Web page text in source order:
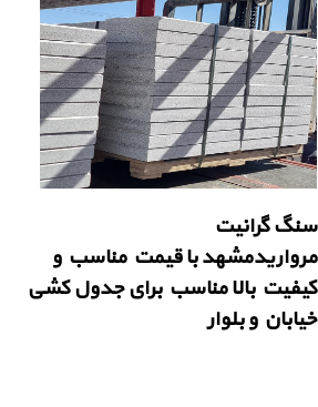
سنگ گرانیت
مرواریدمشهد با قیمت مناسب و
کیفیت بالا مناسب برای جدول کشی
خیابان و بلوار